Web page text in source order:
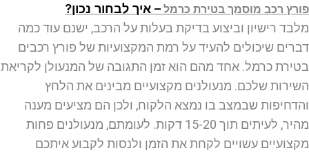
פורץ רכב מוסמך בטירת כרמל – איך לבחור נכון?
מלבד רישיון וביצוע בדיקת בעלות על הרכב, ישנם עוד כמה
דברים שיכולים להעיד על רמת המקצועיות של פורץ רכבים
בטירת כרמל. אחד מהם הוא זמן התגובה של המנעולן לקריאת
השירות שלכם. מנעולנים מקצועיים מבינים את הלחץ
והדחיפות שבמצב בו נמצא הלקוח, ולכן הם מציעים מענה
מהיר, לעיתים תוך 15-20 דקות. לעומתם, מנעולנים פחות
מקצועיים עשויים לקחת את הזמן ולנסות לקבוע איתכם